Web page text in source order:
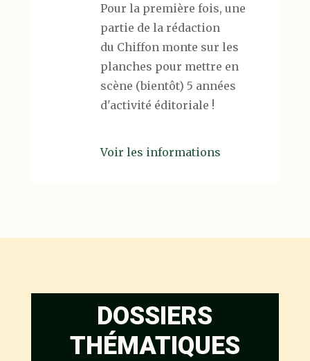
Pour la première fois, une
partie de la rédaction
du Chiffon monte sur les
planches pour mettre en
scène (bientôt) 5 années
d'activité éditoriale !
Voir les informations
DOSSIERS
THÉMATIQUES